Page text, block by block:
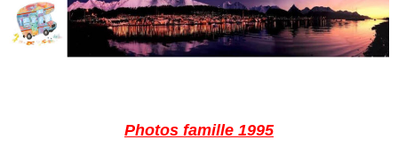
Photos famille 1995